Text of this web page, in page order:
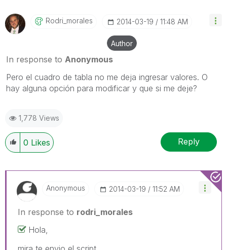
Rodri_morales ‎2014-03-19 11:48 AM
Author
In response to Anonymous
Pero el cuadro de tabla no me deja ingresar valores. O
hay alguna opción para modificar y que si me deje?
1,778 Views
0 Likes Reply
Anonymous ‎2014-03-19 11:52 AM
In response to rodri_morales
Hola,